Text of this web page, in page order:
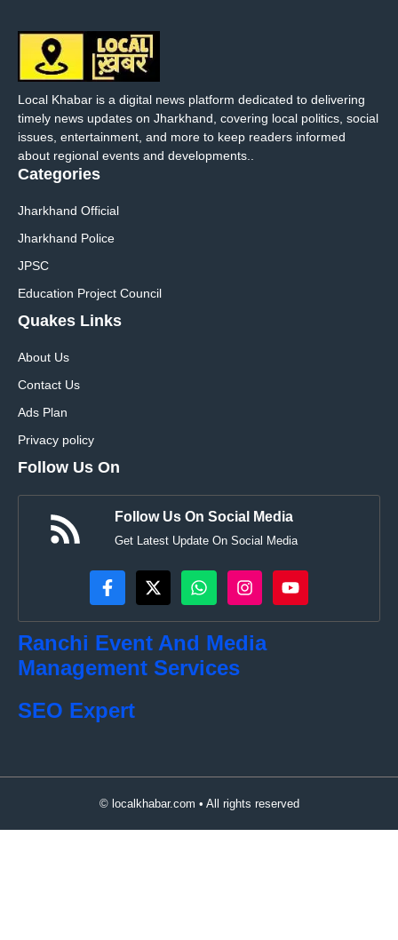
Local Khabar is a digital news platform dedicated to delivering
timely news updates on Jharkhand, covering local politics, social
issues, entertainment, and more to keep readers informed
about regional events and developments..
Categories
Jharkhand Official
Jharkhand Police
JPSC
Education Project Council
Quakes Links
About Us
Contact Us
Ads Plan
Privacy policy
Follow Us On
Follow Us On Social Media
Get Latest Update On Social Media
Ranchi Event And Media
Management Services
SEO Expert
© localkhabar.com • All rights reserved